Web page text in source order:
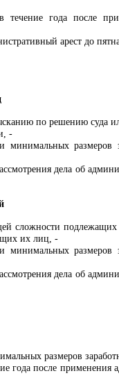
течение года после
арест до
по решению суда
-
минимальных
дела об
сложности
их лиц, -
минимальных
дела об
размеров
года после применения